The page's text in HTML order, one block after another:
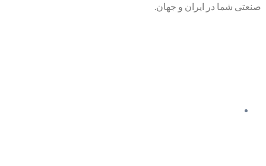
صنعتی شما در ایران و جهان.